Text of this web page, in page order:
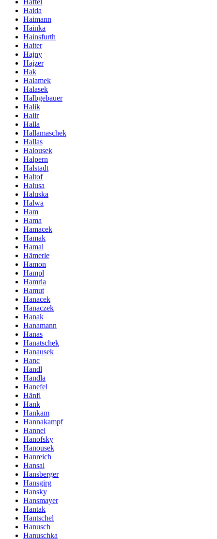
Haftel
Haida
Haimann
Hainka
Hainsfurth
Haiter
Hajny
Hajzer
Hak
Halamek
Halasek
Halbgebauer
Halik
Halir
Halla
Hallamaschek
Hallas
Halousek
Halpern
Halstadt
Haltof
Halusa
Haluska
Halwa
Ham
Hama
Hamacek
Hamak
Hamal
Hämerle
Hamon
Hampl
Hamrla
Hamut
Hanacek
Hanaczek
Hanak
Hanamann
Hanas
Hanatschek
Hanausek
Hanc
Handl
Handla
Hanefel
Hänfl
Hank
Hankam
Hannakampf
Hannel
Hanofsky
Hanousek
Hanreich
Hansal
Hansberger
Hansgirg
Hansky
Hansmayer
Hantak
Hantschel
Hanusch
Hanuschka